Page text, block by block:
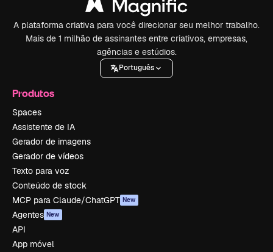
A plataforma criativa para você direcionar seu melhor trabalho.
Mais de 1 milhão de assinantes entre criativos, empresas,
agências e estúdios.
Português
Produtos
Spaces
Assistente de IA
Gerador de imagens
Gerador de vídeos
Texto para voz
Conteúdo de stock
MCP para Claude/ChatGPT New
Agentes New
API
App móvel